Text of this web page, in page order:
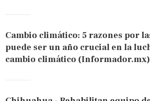
Cambio climático: 5 razones por
puede ser un año crucial en la
cambio climático (Informador.mx)